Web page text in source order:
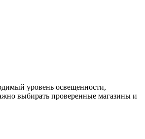
уровень освещенности,
выбирать проверенные магазины и